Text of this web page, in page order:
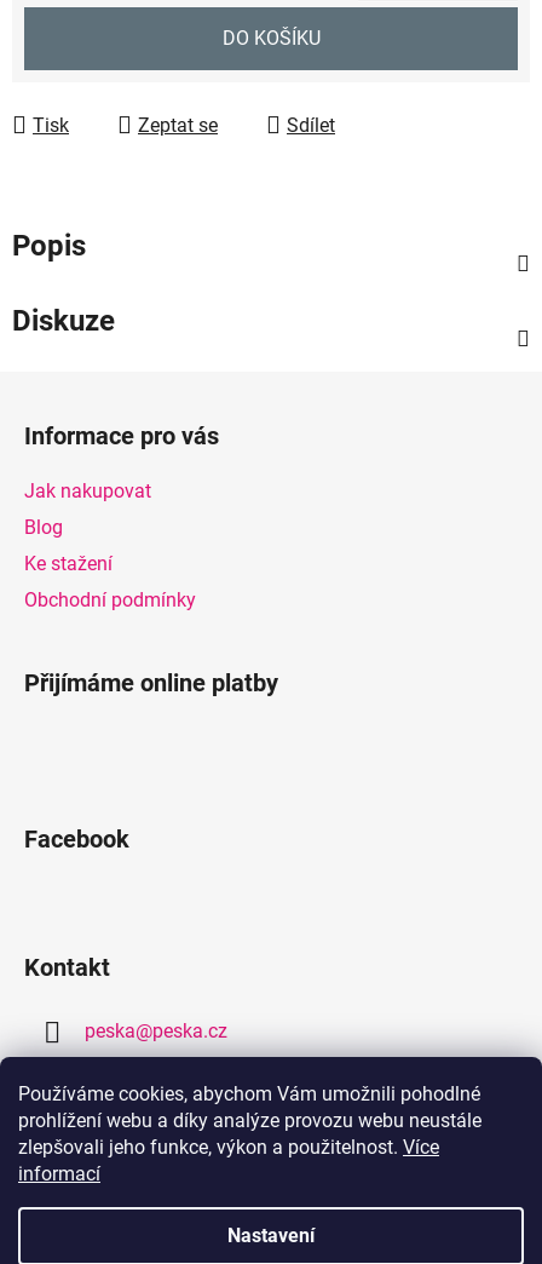
Používáme cookies, abychom Vám umožnili pohodlné
prohlížení webu a díky analýze provozu webu neustále
zlepšovali jeho funkce, výkon a použitelnost. Více
informací
Nastavení
DO KOŠÍKU
Tisk Zeptat se Sdílet
Popis
Diskuze
Informace pro vás
Jak nakupovat
Blog
Ke stažení
Obchodní podmínky
Přijímáme online platby
Facebook
Kontakt
peska@peska.cz
377 259 632
778 459 632